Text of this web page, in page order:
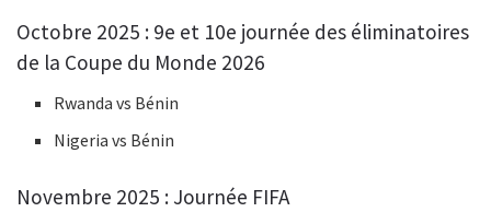
Octobre 2025 : 9e et 10e journée des éliminatoires
de la Coupe du Monde 2026
Rwanda vs Bénin
Nigeria vs Bénin
Novembre 2025 : Journée FIFA